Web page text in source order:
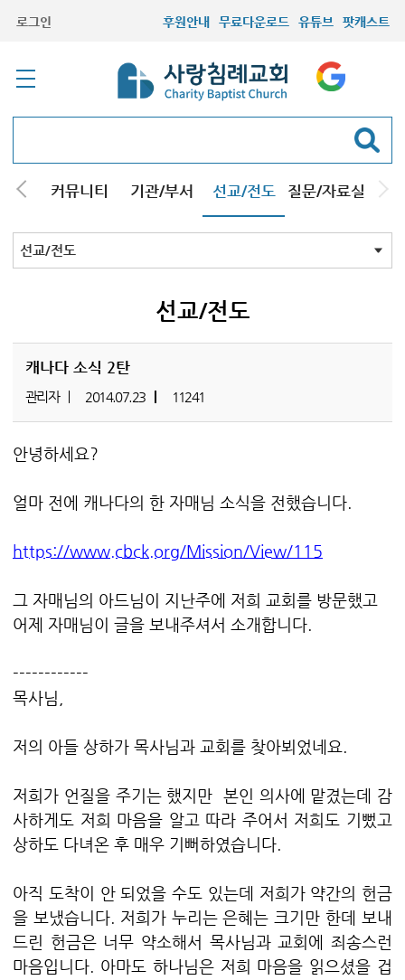
로그인 후원안내 무료다운로드 유튜브 팟캐스트
럼 커뮤니티 기관/부서 선교/전도 질문/자료실
선교/전도
선교/전도
캐나다 소식 2탄
관리자 2014.07.23 11241
안녕하세요?
얼마 전에 캐나다의 한 자매님 소식을 전했습니다.
https://www.cbck.org/Mission/View/115
그 자매님의 아드님이 지난주에 저희 교회를 방문했고
어제 자매님이 글을 보내주셔서 소개합니다.
------------
목사님,
저의 아들 상하가 목사님과 교회를 찾아뵈었네요.
저희가 언질을 주기는 했지만 본인 의사에 맡겼는데 감
사하게도 저희 마음을 알고 따라 주어서 저희도 기뻤고
상하도 다녀온 후 매우 기뻐하였습니다.
아직 도착이 안 되었을 수도 있는데 저희가 약간의 헌금
을 보냈습니다. 저희가 누리는 은혜는 크기만 한데 보내
드린 헌금은 너무 약소해서 목사님과 교회에 죄송스런
마음입니다. 아마도 하나님은 저희 마음을 읽으셨을 겁